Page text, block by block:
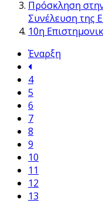
Πρόσκληση
Συνέλευση της
10η
Έναρξη
4
5
6
7
8
9
10
11
12
13